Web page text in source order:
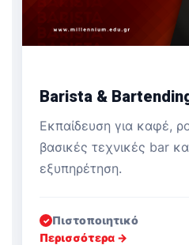
Barista &
Εκπαίδευση για καφέ,
βασικές τεχνικές bar
εξυπηρέτηση.
✓ Πιστοποιητικό
Περισσότερα →